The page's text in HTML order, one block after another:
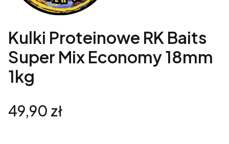
Kulki Proteinowe RK Baits
Super Mix Economy 18mm
1kg
Cena
49,90 zł